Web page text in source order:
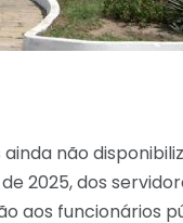
não
2025, dos
aos funcionários